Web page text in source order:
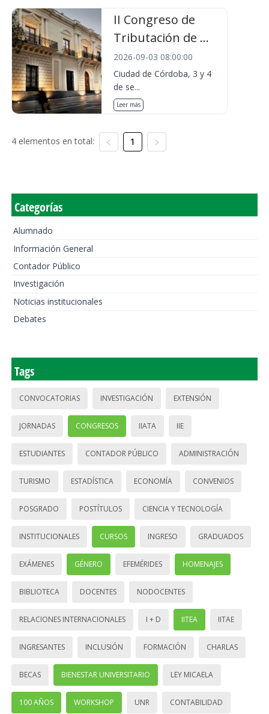
II Congreso de
Tributación de ...
2026-09-03 08:00:00
Ciudad de Córdoba, 3 y 4
de se...
Leer más
4 elementos en total: 1
Categorías
Alumnado
Información General
Contador Público
Investigación
Noticias institucionales
Debates
Tags
CONVOCATORIAS INVESTIGACIÓN EXTENSIÓN
JORNADAS CONGRESOS IIATA IIE
ESTUDIANTES CONTADOR PÚBLICO ADMINISTRACIÓN
TURISMO ESTADÍSTICA ECONOMÍA CONVENIOS
POSGRADO POSTÍTULOS CIENCIA Y TECNOLOGÍA
INSTITUCIONALES CURSOS INGRESO GRADUADOS
EXÁMENES GÉNERO EFEMÉRIDES HOMENAJES
BIBLIOTECA DOCENTES NODOCENTES
RELACIONES INTERNACIONALES I + D IITEA IITAE
INGRESANTES INCLUSIÓN FORMACIÓN CHARLAS
BECAS BIENESTAR UNIVERSITARIO LEY MICAELA
100 AÑOS WORKSHOP UNR CONTABILIDAD